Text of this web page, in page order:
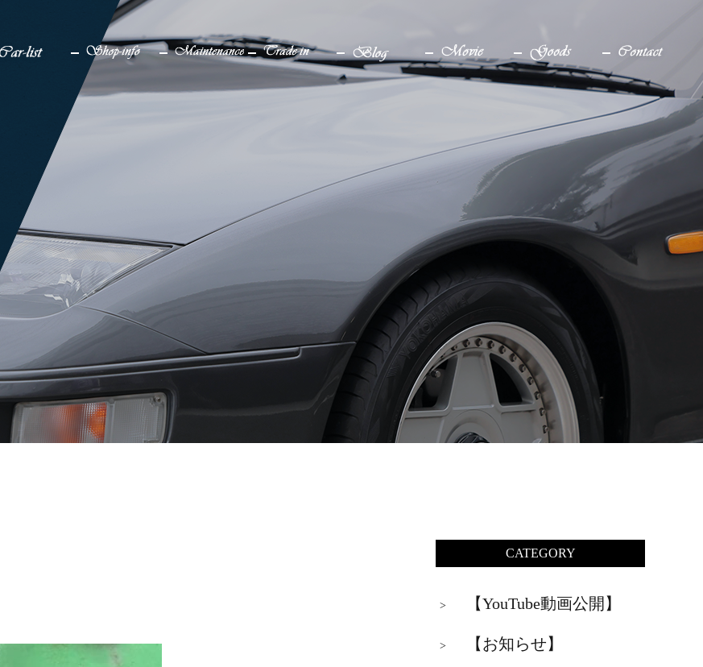
検索
店舗情報
メディア
アクセス ブログ YouTube お問い合わせ
CATEGORY
> 【YouTube動画公開】
> 【お知らせ】